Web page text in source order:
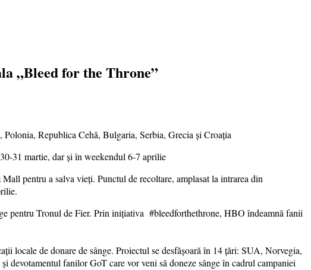
„Bleed for the Throne”
Republica Cehă, Bulgaria, Serbia, Grecia și Croația
31 martie, dar și în weekendul 6-7 aprilie
pentru a salva vieți. Punctul de recoltare, amplasat la intrarea din
pentru Tronul de Fier. Prin inițiativa #bleedforthethrone, HBO îndeamnă fanii
locale de donare de sânge. Proiectul se desfășoară în 14 țări: SUA, Norvegia,
fanilor GoT care vor veni să doneze sânge în cadrul campaniei